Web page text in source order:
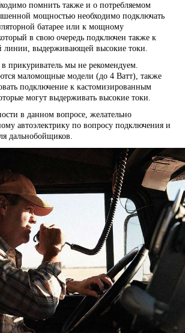
помнить также и о потребляемом
мощностью необходимо подключать
батарее или к мощному
в свою очередь подключен также к
линии, выдерживающей высокие токи.
прикуриватель мы не рекомендуем.
маломощные модели (до 4 Ватт), также
подключение к кастомизированным
могут выдерживать высокие токи.
в данном вопросе, желательно
автоэлектрику по вопросу подключения и
дальнобойщиков.